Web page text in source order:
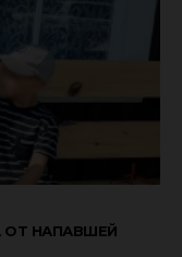
ОТ НАПАВШЕЙ